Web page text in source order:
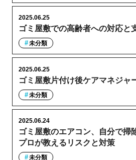
ゴミ屋敷での高齢者への対応と
2025.06.25
未分類
ゴミ屋敷片付け後ケアマネジャ
2025.06.25
未分類
ゴミ屋敷のエアコン、自分で掃
プロが教えるリスクと対策
2025.06.24
未分類